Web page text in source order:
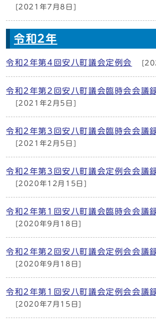
[2021年7月8日]
令和2年
令和2年第4回安八町議会定例会
令和2年第2回安八町議会臨時会会議
[2021年2月5日]
令和2年第3回安八町議会臨時会会議
[2021年2月5日]
令和2年第3回安八町議会定例会会議
[2020年12月15日]
令和2年第1回安八町議会臨時会会議
[2020年9月18日]
令和2年第2回安八町議会定例会会議
[2020年9月18日]
令和2年第1回安八町議会定例会会議
[2020年7月15日]